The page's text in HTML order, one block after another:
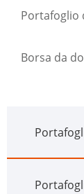
Portafoglio
Borsa da